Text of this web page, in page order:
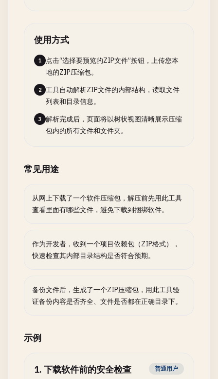
使用方式
1
点击“选择要预览的ZIP文件”按钮，上传您本
地的ZIP压缩包。
2
工具自动解析ZIP文件的内部结构，读取文件
列表和目录信息。
3
解析完成后，页面将以树状视图清晰展示压缩
包内的所有文件和文件夹。
常见用途
从网上下载了一个软件压缩包，解压前先用此工具
查看里面有哪些文件，避免下载到捆绑软件。
作为开发者，收到一个项目依赖包（ZIP格式），
快速检查其内部目录结构是否符合预期。
备份文件后，生成了一个ZIP压缩包，用此工具验
证备份内容是否齐全、文件是否都在正确目录下。
示例
1. 下载软件前的安全检查 普通用户